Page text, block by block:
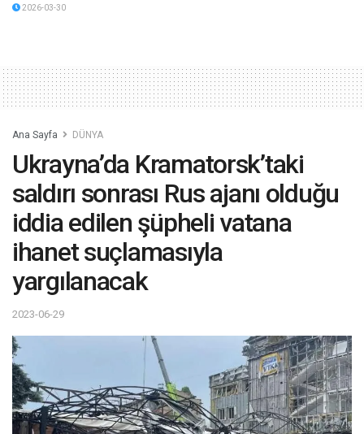
2026-03-30
Ana Sayfa DÜNYA
Ukrayna’da Kramatorsk’taki
saldırı sonrası Rus ajanı olduğu
iddia edilen şüpheli vatana
ihanet suçlamasıyla
yargılanacak
2023-06-29